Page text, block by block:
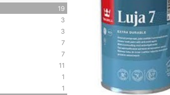
19
3
3
7
7
11
1
1